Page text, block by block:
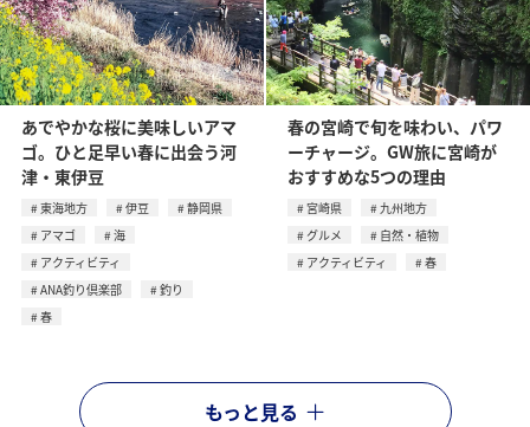
あでやかな桜に美味しいアマ
ゴ。ひと足早い春に出会う河
津・東伊豆
東海地方 伊豆
静岡県
アマゴ
海
アクティビティ
ANA釣り倶楽部
釣り
春
春の宮崎で旬を味わい、パワ
ーチャージ。GW旅に宮崎が
おすすめな5つの理由
宮崎県
九州地方
グルメ
自然・植物
アクティビティ
春
もっと見る